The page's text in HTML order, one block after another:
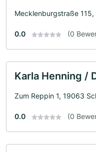
Mecklenburgstraße
0.0 (0
Karla Henning /
Zum Reppin 1, 19063
0.0 (0